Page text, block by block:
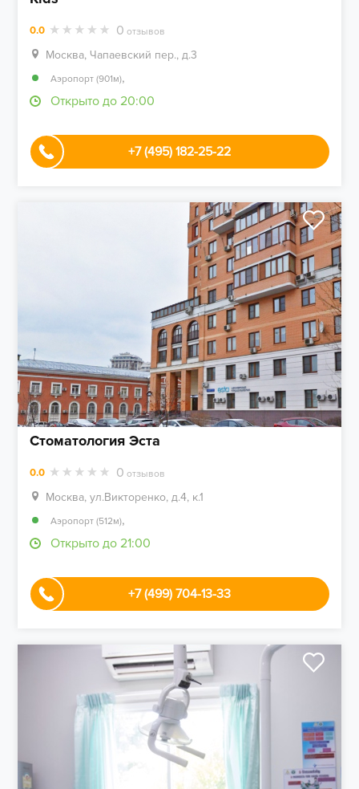
0.0 0 отзывов
Москва, Чапаевский пер., д.3
Аэропорт (901м),
Открыто до 20:00
+7 (495) 182-25-22
Стоматология Эста
0.0 0 отзывов
Москва, ул.Викторенко, д.4, к.1
Аэропорт (512м),
Открыто до 21:00
+7 (499) 704-13-33